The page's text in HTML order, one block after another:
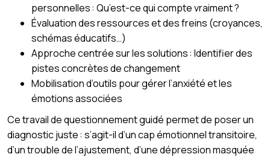
personnelles : Qu’est-ce qui compte vraiment ?
Évaluation des ressources et des freins (croyances,
schémas éducatifs…)
Approche centrée sur les solutions : Identifier des
pistes concrètes de changement
Mobilisation d’outils pour gérer l’anxiété et les
émotions associées
Ce travail de questionnement guidé permet de poser un
diagnostic juste : s’agit-il d’un cap émotionnel transitoire,
d’un trouble de l’ajustement, d’une dépression masquée